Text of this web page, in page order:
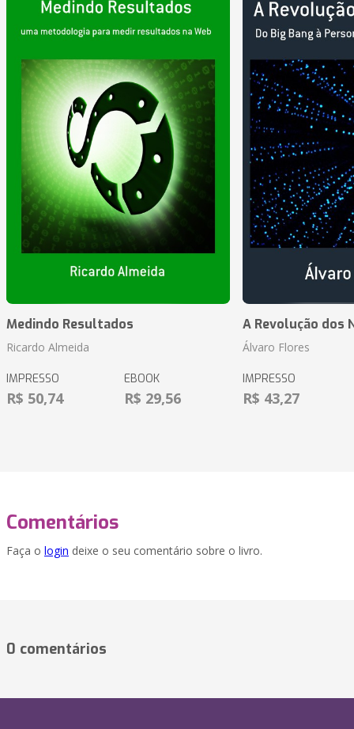
Medindo Resultados
Ricardo Almeida
IMPRESSO
R$ 50,74
EBOOK
R$ 29,56
A Revolução dos
Álvaro Flores
IMPRESSO
R$ 43,27
Comentários
Faça o login deixe o seu comentário sobre o livro.
0 comentários